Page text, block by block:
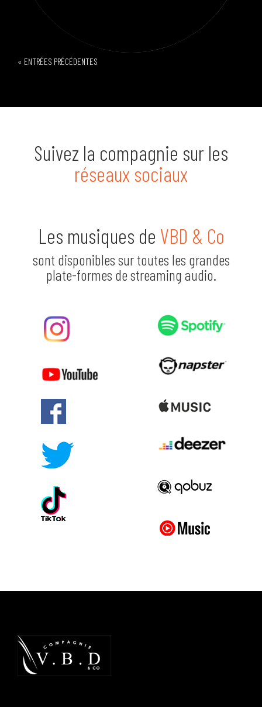
« ENTRÉES PRÉCÉDENTES
Suivez la compagnie sur les
réseaux sociaux
Les musiques de VBD & Co
sont disponibles sur toutes les grandes
plate-formes de streaming audio.